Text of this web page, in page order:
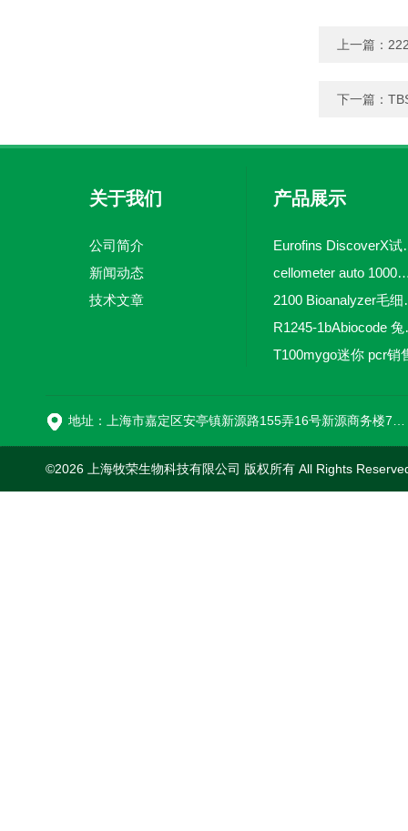
上一篇：
下一篇：
关于我们
公司简介
新闻动态
技术文章
产品展示
cellometer auto 1000全自
2100
T100mygo迷你 pcr销
©2026 上海牧荣生物科技有限公司 版权所有 All Rights